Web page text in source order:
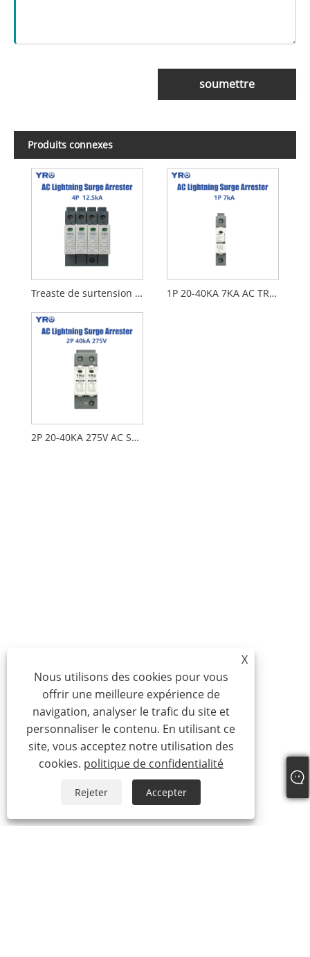
soumettre
Produits connexes
Treaste de surtension de la foudre de 30-60KA AC 1P 20-40KA 7KA AC TRANSFICATION DE LUMBERSION
2P 20-40KA 275V AC SPD
X
Nous utilisons des cookies pour vous
offrir une meilleure expérience de
navigation, analyser le trafic du site et
personnaliser le contenu. En utilisant ce
site, vous acceptez notre utilisation des
cookies. politique de confidentialité
Rejeter Accepter